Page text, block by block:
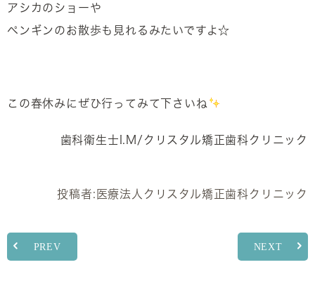
アシカのショーや
ペンギンのお散歩も見れるみたいですよ☆
この春休みにぜひ行ってみて下さいね
歯科衛生士I.M/クリスタル矯正歯科クリニック
投稿者: 医療法人クリスタル矯正歯科クリニック
PREV NEXT